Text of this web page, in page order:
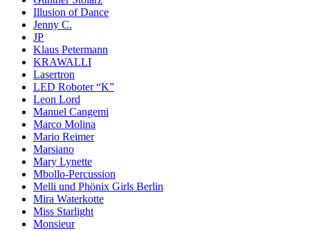
Illusion of Dance
Jenny C.
JP
Klaus Petermann
KRAWALLI
Lasertron
LED Roboter “K”
Leon Lord
Manuel Cangemi
Marco Molina
Mario Reimer
Marsiano
Mary Lynette
Mbollo-Percussion
Melli und Phönix Girls Berlin
Mira Waterkotte
Miss Starlight
Monsieur